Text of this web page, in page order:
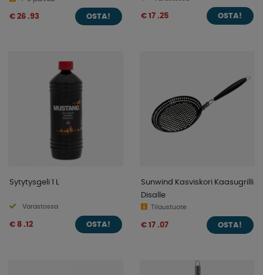
€ 26 .93 OSTA! € 17 .25 OSTA!
Sytytysgeli 1 L
Varastossa
€ 8 .12 OSTA!
Sunwind Kasviskori Kaasugrilli
Disalle
Tilaustuote
€ 17 .07 OSTA!